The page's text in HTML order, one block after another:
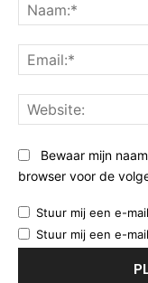
Bewaar mijn
browser voor de
Stuur mij een e-
Stuur mij een e-